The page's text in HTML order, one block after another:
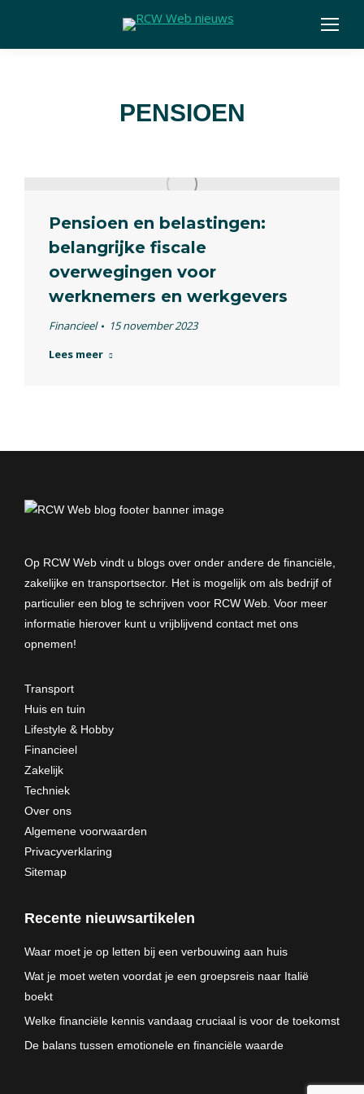
PENSIOEN
Pensioen en belastingen:
belangrijke fiscale
overwegingen voor
werknemers en werkgevers
Financieel
15 november 2023
Lees meer
Op RCW Web vindt u blogs over onder andere de financiële,
zakelijke en transportsector. Het is mogelijk om als bedrijf of
particulier een blog te schrijven voor RCW Web. Voor meer
informatie hierover kunt u vrijblijvend contact met ons
opnemen!
Transport
Huis en tuin
Lifestyle & Hobby
Financieel
Zakelijk
Techniek
Over ons
Algemene voorwaarden
Privacyverklaring
Sitemap
Recente nieuwsartikelen
Waar moet je op letten bij een verbouwing aan huis
Wat je moet weten voordat je een groepsreis naar Italië
boekt
Welke financiële kennis vandaag cruciaal is voor de toekomst
De balans tussen emotionele en financiële waarde